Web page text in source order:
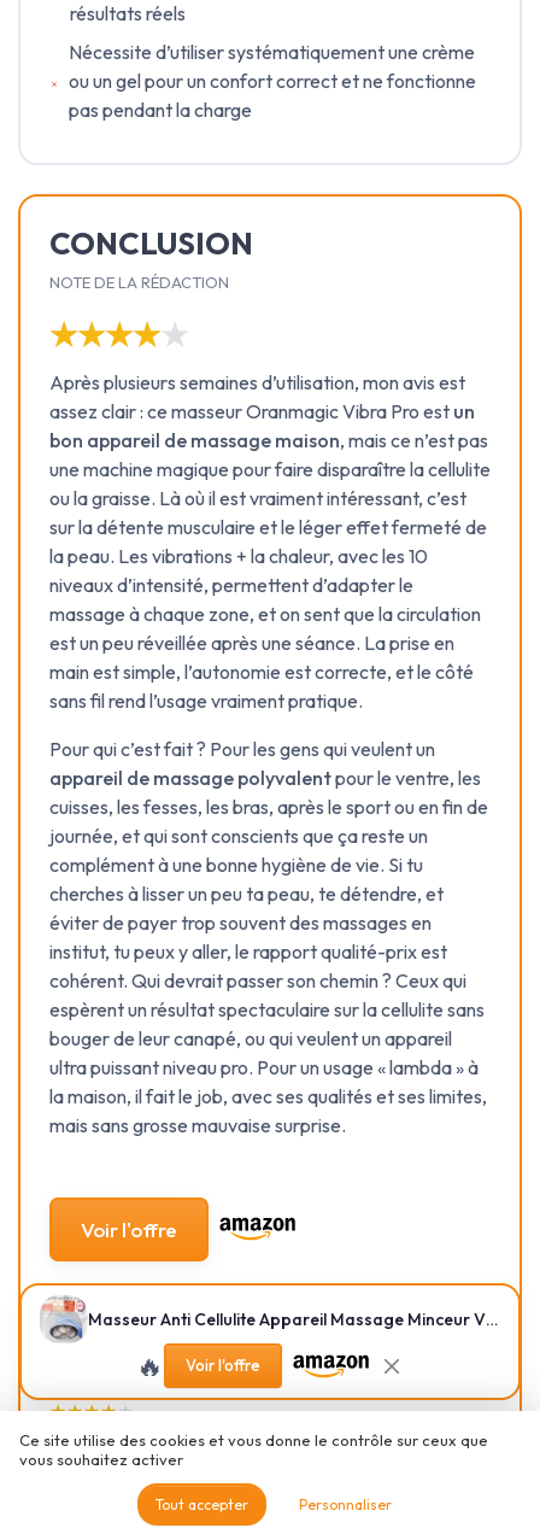
résultats réels
Nécessite d’utiliser systématiquement une crème
ou un gel pour un confort correct et ne fonctionne
pas pendant la charge
CONCLUSION
NOTE DE LA RÉDACTION
★★★★★
★★★★★
Après plusieurs semaines d’utilisation, mon avis est
assez clair : ce masseur Oranmagic Vibra Pro est un
bon appareil de massage maison, mais ce n’est pas
une machine magique pour faire disparaître la cellulite
ou la graisse. Là où il est vraiment intéressant, c’est
sur la détente musculaire et le léger effet fermeté de
la peau. Les vibrations + la chaleur, avec les 10
niveaux d’intensité, permettent d’adapter le
massage à chaque zone, et on sent que la circulation
est un peu réveillée après une séance. La prise en
main est simple, l’autonomie est correcte, et le côté
sans fil rend l’usage vraiment pratique.
Pour qui c’est fait ? Pour les gens qui veulent un
appareil de massage polyvalentpour le ventre, les
cuisses, les fesses, les bras, après le sport ou en fin de
journée, et qui sont conscients que ça reste un
complément à une bonne hygiène de vie. Si tu
cherches à lisser un peu ta peau, te détendre, et
éviter de payer trop souvent des massages en
institut, tu peux y aller, le rapport qualité-prix est
cohérent. Qui devrait passer son chemin ? Ceux qui
espèrent un résultat spectaculaire sur la cellulite sans
bouger de leur canapé, ou qui veulent un appareil
ultra puissant niveau pro. Pour un usage « lambda » à
la maison, il fait le job, avec ses qualités et ses limites,
mais sans grosse mauvaise surprise.
Voir l'offre
SOUS-NOTES
RAPPORT QUALITÉ-PRIX :
EST-CE QUE ÇA VAUT LE
★★★★★
★★★★★
PRISE EN MAIN, BRUIT ET
ERGONOMIE AU QUOTIDIEN
★★★★★
★★★★★
AUTONOMIE ET RECHARGE :
★★★★★
★★★★★
Masseur Anti Cellulite Appareil Massage Minceur Vibra Pro, 4 Têtes de Professionnel Pour La Taille, Ventre, Fesses, Bras, Unisexe, Lifte, Resserre et Masse la Peau (Bleu)
🔥 Voir l'offre
Ce site utilise des cookies et vous donne le contrôle sur ceux que
vous souhaitez activer
Tout accepter Personnaliser